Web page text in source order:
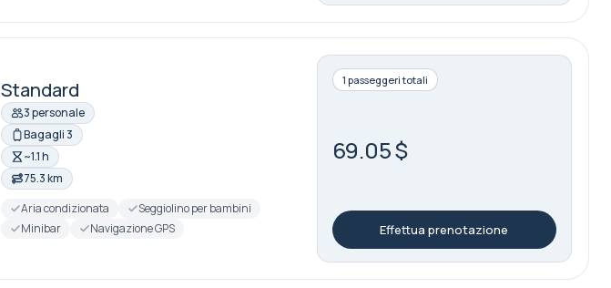
Standard
3 personale
Bagagli 3
~1.1 h
75.3 km
Aria condizionata
Seggiolino per bambini
Minibar
Navigazione GPS
1 passeggeri totali
69.05 $
Effettua prenotazione